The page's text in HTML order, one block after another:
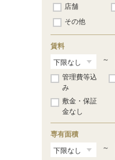
店舗
その他
賃料
～
管理費等込
み
敷金・保証
金なし
専有面積
～